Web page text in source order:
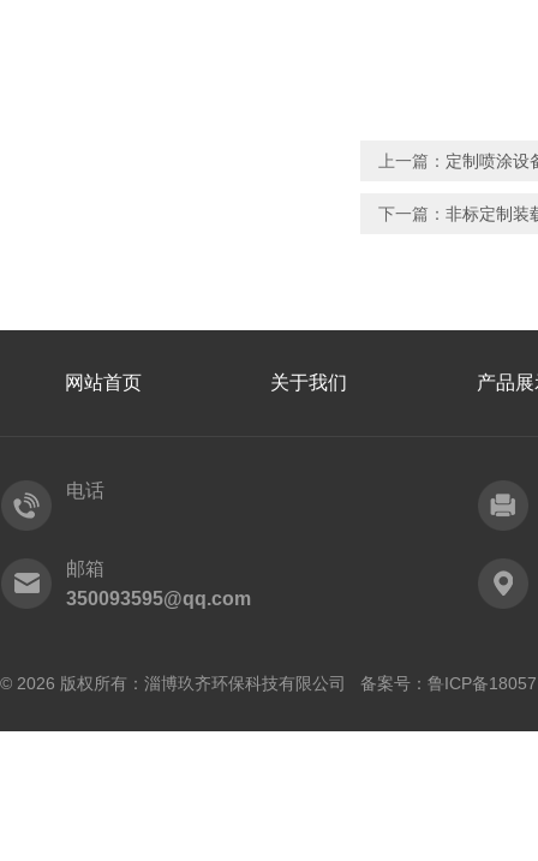
上一篇： 定制喷涂设
下一篇： 非标定制装
网站首页 关于我们 产品展
电话
邮箱
350093595@qq.com
© 2026 版权所有：淄博玖齐环保科技有限公司 备案号： 鲁ICP备